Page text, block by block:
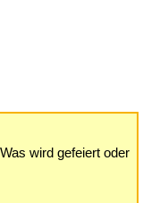
wird gefeiert oder